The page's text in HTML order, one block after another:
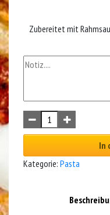
Zubereitet mit
In
Kategorie: Pasta